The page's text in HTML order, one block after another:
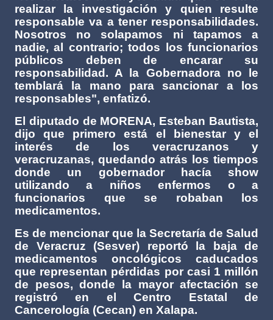
realizar la investigación y quien resulte
responsable va a tener responsabilidades.
Nosotros no solapamos ni tapamos a
nadie, al contrario; todos los funcionarios
públicos deben de encarar su
responsabilidad. A la Gobernadora no le
temblará la mano para sancionar a los
responsables", enfatizó.
El diputado de MORENA, Esteban Bautista,
dijo que primero está el bienestar y el
interés de los veracruzanos y
veracruzanas, quedando atrás los tiempos
donde un gobernador hacía show
utilizando a niños enfermos o a
funcionarios que se robaban los
medicamentos.
Es de mencionar que la Secretaría de Salud
de Veracruz (Sesver) reportó la baja de
medicamentos oncológicos caducados
que representan pérdidas por casi 1 millón
de pesos, donde la mayor afectación se
registró en el Centro Estatal de
Cancerología (Cecan) en Xalapa.